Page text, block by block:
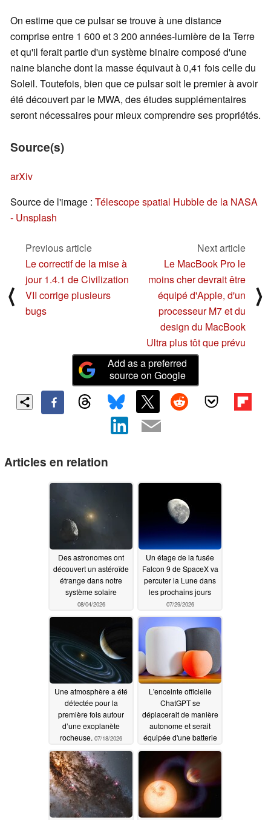
On estime que ce pulsar se trouve à une distance
comprise entre 1 600 et 3 200 années-lumière de la Terre
et qu'il ferait partie d'un système binaire composé d'une
naine blanche dont la masse équivaut à 0,41 fois celle du
Soleil. Toutefois, bien que ce pulsar soit le premier à avoir
été découvert par le MWA, des études supplémentaires
seront nécessaires pour mieux comprendre ses propriétés.
Source(s)
arXiv
Source de l'image : Télescope spatial Hubble de la NASA
- Unsplash
⟨
Previous article
Le correctif de la mise à
jour 1.4.1 de Civilization
VII corrige plusieurs
bugs
Next article
Le MacBook Pro le
moins cher devrait être
équipé d'Apple, d'un
processeur M7 et du
design du MacBook
Ultra plus tôt que prévu
⟩
Add as a preferred
source on Google
Articles en relation
Des astronomes ont
découvert un astéroïde
étrange dans notre
système solaire
08/04/2026
Un étage de la fusée
Falcon 9 de SpaceX va
percuter la Lune dans
les prochains jours
07/29/2026
Une atmosphère a été
détectée pour la
première fois autour
d’une exoplanète
rocheuse. 07/18/2026
L'enceinte officielle
ChatGPT se
déplacerait de manière
autonome et serait
équipée d'une batterie
et d'une caméra
07/16/2026